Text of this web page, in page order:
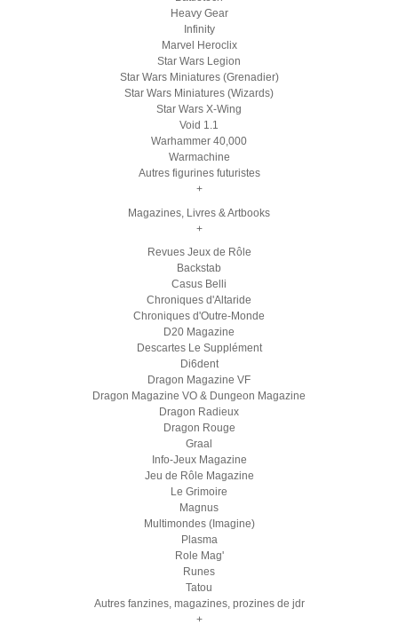
Heavy Gear
Infinity
Marvel Heroclix
Star Wars Legion
Star Wars Miniatures (Grenadier)
Star Wars Miniatures (Wizards)
Star Wars X-Wing
Void 1.1
Warhammer 40,000
Warmachine
Autres figurines futuristes
+
Magazines, Livres & Artbooks
+
Revues Jeux de Rôle
Backstab
Casus Belli
Chroniques d'Altaride
Chroniques d'Outre-Monde
D20 Magazine
Descartes Le Supplément
Di6dent
Dragon Magazine VF
Dragon Magazine VO & Dungeon Magazine
Dragon Radieux
Dragon Rouge
Graal
Info-Jeux Magazine
Jeu de Rôle Magazine
Le Grimoire
Magnus
Multimondes (Imagine)
Plasma
Role Mag'
Runes
Tatou
Autres fanzines, magazines, prozines de jdr
+